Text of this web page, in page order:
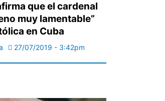
que el cardenal
muy lamentable”
en Cuba
27/07/2019 - 3:42pm